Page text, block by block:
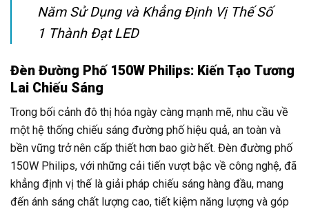
Năm Sử Dụng và Khẳng Định Vị Thế Số
1 Thành Đạt LED
Đèn Đường Phố 150W Philips: Kiến Tạo Tương
Lai Chiếu Sáng
Trong bối cảnh đô thị hóa ngày càng mạnh mẽ, nhu cầu về
một hệ thống chiếu sáng đường phố hiệu quả, an toàn và
bền vững trở nên cấp thiết hơn bao giờ hết. Đèn đường phố
150W Philips, với những cải tiến vượt bậc về công nghệ, đã
khẳng định vị thế là giải pháp chiếu sáng hàng đầu, mang
đến ánh sáng chất lượng cao, tiết kiệm năng lượng và góp